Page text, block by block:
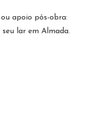
apoio pós-obra:
lar em Almada.